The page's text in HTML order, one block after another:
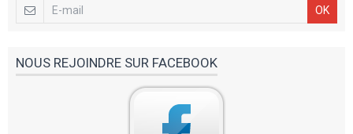
OK
NOUS REJOINDRE SUR FACEBOOK